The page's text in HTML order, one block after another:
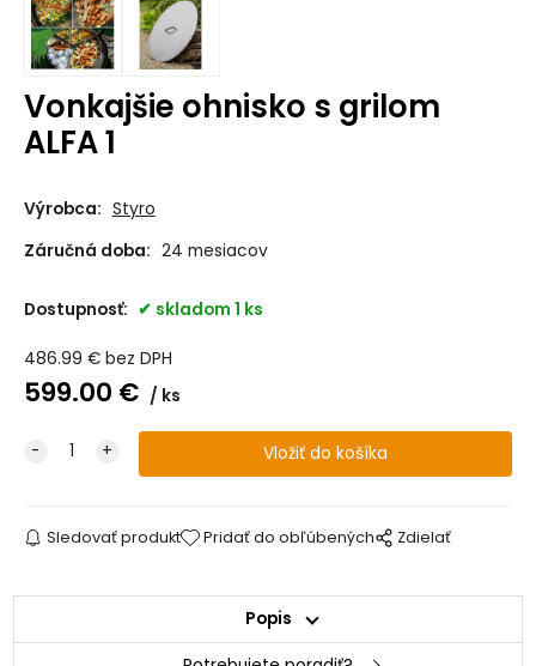
Vonkajšie ohnisko s grilom
ALFA 1
Výrobca: Styro
Záručná doba: 24 mesiacov
Dostupnosť: skladom 1 ks
486.99 € bez DPH
599.00 € ks
Sledovať produkt Pridať do obľúbených Zdielať
Popis